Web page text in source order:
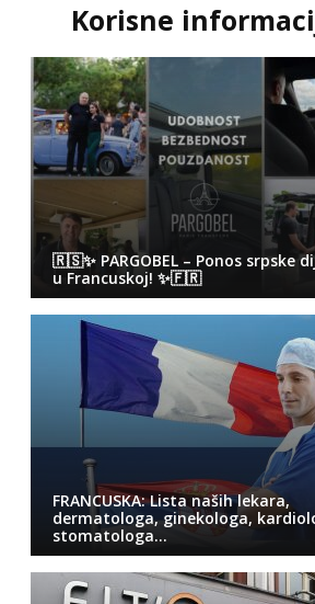
Korisne
🇷🇸✨ PARGOBEL – Ponos srpske
u Francuskoj! ✨🇫🇷
FRANCUSKA: Lista naših lekara,
dermatologa, ginekologa,
stomatologa…